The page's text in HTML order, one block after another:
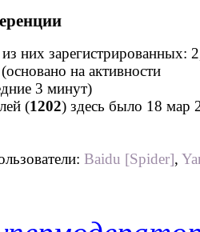
из них зарегистрированных:
на активности
3 минут)
(1202) здесь было 18 мар
Baidu [Spider],